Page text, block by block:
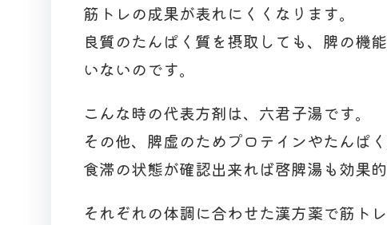
筋トレの成果が表れにくくなります。
良質のたんぱく質を摂取しても、脾の機
いないのです。
こんな時の代表方剤は、六君子湯です。
その他、脾虚のためプロテインやたんぱ
食滞の状態が確認出来れば啓脾湯も効果的
それぞれの体調に合わせた漢方薬で筋ト